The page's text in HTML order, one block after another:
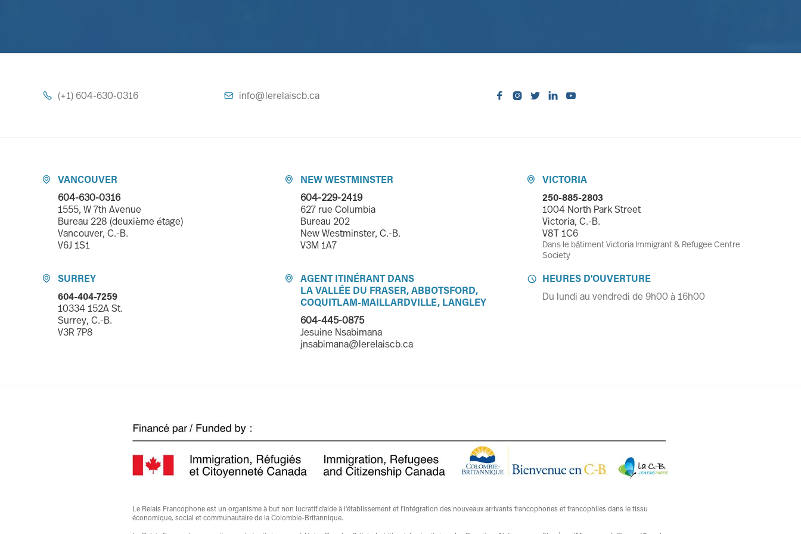
 (+1) 604-630-0316  info@lerelaiscb.ca     

VANCOUVER
604-630-0316
1555, W 7th Avenue
Bureau 228 (deuxième étage)
Vancouver, C.-B.
V6J 1S1

NEW WESTMINSTER
604-229-2419
627 rue Columbia
Bureau 202
New Westminster, C.-B.
V3M 1A7

VICTORIA
250-885-2803
1004 North Park Street
Victoria, C.-B.
V8T 1C6
Dans le bâtiment Victoria Immigrant & Refugee Centre
Society

SURREY
604-404-7259
10334 152A St.
Surrey, C.-B.
V3R 7P8

AGENT ITINÉRANT DANS
LA VALLÉE DU FRASER, ABBOTSFORD,
COQUITLAM-MAILLARDVILLE, LANGLEY
604-445-0875
Jesuine Nsabimana
jnsabimana@lerelaiscb.ca

HEURES D'OUVERTURE
Du lundi au vendredi de 9h00 à 16h00
Le Relais Francophone est un organisme à but non lucratif d’aide à l'établissement et l'intégration des nouveaux arrivants francophones et francophiles dans le tissu
économique, social et communautaire de la Colombie-Britannique.